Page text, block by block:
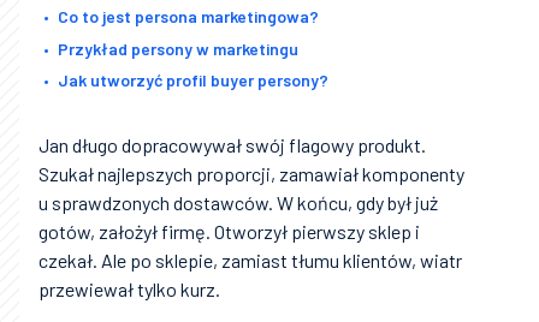
Co to jest persona marketingowa?
Przykład persony w marketingu
Jak utworzyć profil buyer persony?
Jan długo dopracowywał swój flagowy produkt.
Szukał najlepszych proporcji, zamawiał komponenty
u sprawdzonych dostawców. W końcu, gdy był już
gotów, założył firmę. Otworzył pierwszy sklep i
czekał. Ale po sklepie, zamiast tłumu klientów, wiatr
przewiewał tylko kurz.